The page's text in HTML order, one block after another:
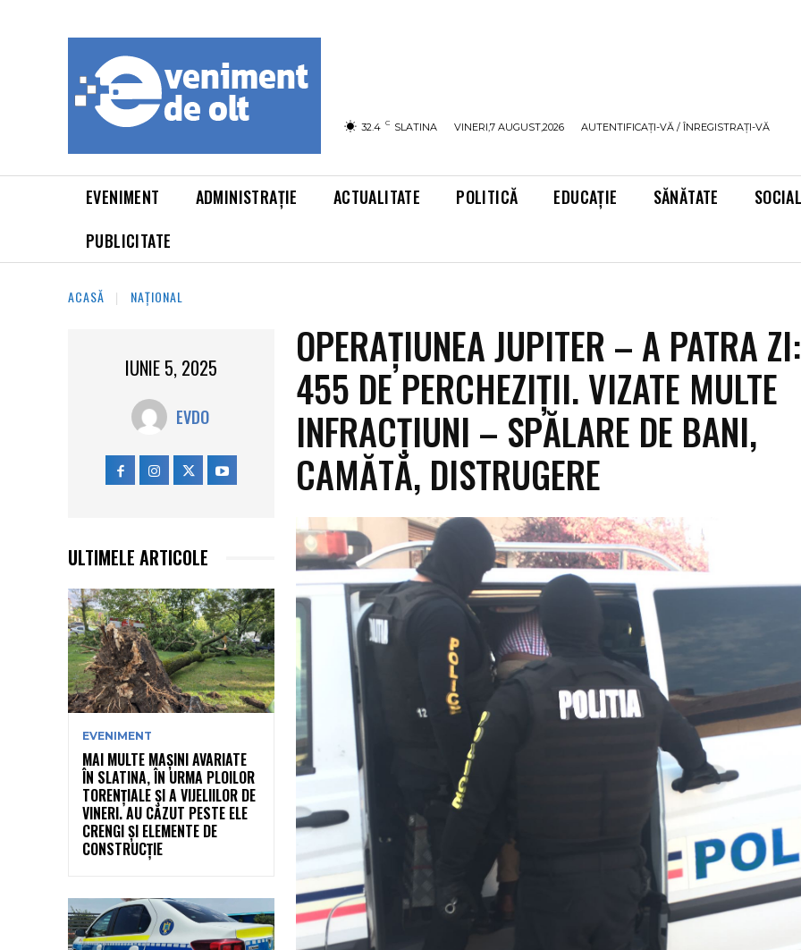
32.4 C SLATINA VINERI,7 AUGUST,2026 AUTENTIFICAȚI-VĂ / ÎNREGISTRAȚI-VĂ
EVENIMENT ADMINISTRAȚIE ACTUALITATE POLITICĂ EDUCAȚIE SĂNĂTATE
PUBLICITATE
ACASĂ NAȚIONAL
IUNIE 5, 2025
EVDO
ULTIMELE ARTICOLE
EVENIMENT
MAI MULTE MAȘINI AVARIATE
ÎN SLATINA, ÎN URMA PLOILOR
TORENȚIALE ȘI A VIJELIILOR DE
VINERI. AU CĂZUT PESTE ELE
CRENGI ȘI ELEMENTE DE
CONSTRUCȚIE
OPERAȚIUNEA JUPITER – A PATRA ZI:
455 DE PERCHEZIȚII. VIZATE MULTE
INFRACȚIUNI – SPĂLARE DE BANI,
CAMĂTĂ, DISTRUGERE